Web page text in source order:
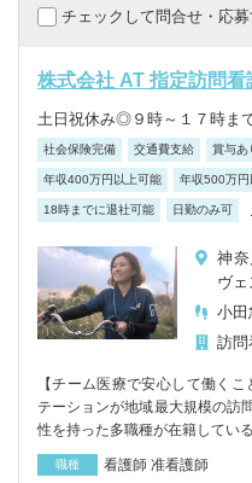
チェックして問合せ・応募
株式会社 AT 指定訪問
土日祝休み◎９時～１７時
社会保険完備 交通費支給 賞与あ
年収400万円以上可能 年収500万円
18時までに退社可能 日勤のみ可
神
ヴ
小田
訪問
【チーム医療で安心して働く
テーションが地域最大規模の訪
性を持った多職種が在籍してい
職種 看護師 准看護師